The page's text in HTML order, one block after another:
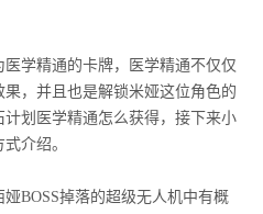
学精通的卡牌，医学精通不仅仅
，并且也是解锁米娅这位角色的
划医学精通怎么获得，接下来小
介绍。
BOSS掉落的超级无人机中有概